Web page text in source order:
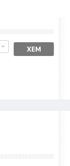
XEM